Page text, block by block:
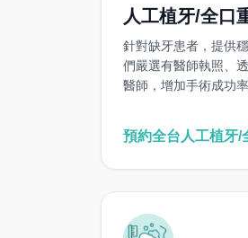
人工植牙/全口
針對缺牙患者，提供
們嚴選有醫師執照、
醫師，增加手術成功率
預約全台人工植牙